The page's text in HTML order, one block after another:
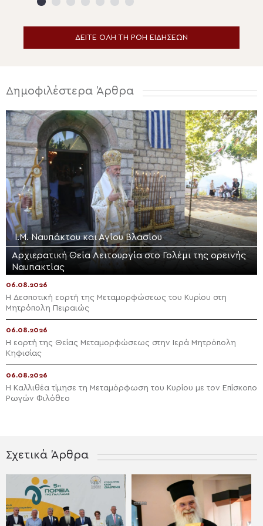
ΔΕΙΤΕ ΟΛΗ ΤΗ ΡΟΗ ΕΙΔΗΣΕΩΝ
Δημοφιλέστερα Άρθρα
Ι.Μ. Ναυπάκτου και Αγίου Βλασίου
Αρχιερατική Θεία Λειτουργία στο Γολέμι της ορεινής
Ναυπακτίας
06.08.2026
Η Δεσποτική εορτή της Μεταμορφώσεως του Κυρίου στη
Μητρόπολη Πειραιώς
06.08.2026
Η εορτή της Θείας Μεταμορφώσεως στην Ιερά Μητρόπολη
Κηφισίας
06.08.2026
Η Καλλιθέα τίμησε τη Μεταμόρφωση του Κυρίου με τον Επίσκοπο
Ρωγών Φιλόθεο
Σχετικά Άρθρα